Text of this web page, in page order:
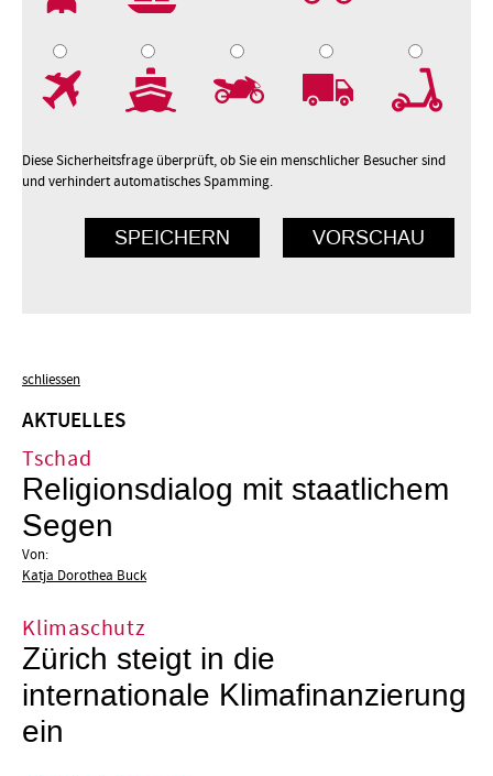
Diese Sicherheitsfrage überprüft, ob Sie ein menschlicher Besucher sind
und verhindert automatisches Spamming.
schliessen
AKTUELLES
Tschad
Religionsdialog mit staatlichem
Segen
Von:
Katja Dorothea Buck
Klimaschutz
Zürich steigt in die
internationale Klimafinanzierung
ein